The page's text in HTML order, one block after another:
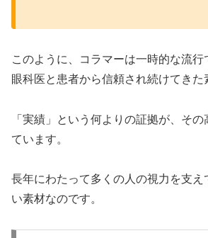
このように、コラマーは一時的な流
眼科医と患者から信頼され続けてきた
「実績」という何よりの証拠が、そ
ています。
長年にわたって多くの人の視力を支え
い素材なのです。